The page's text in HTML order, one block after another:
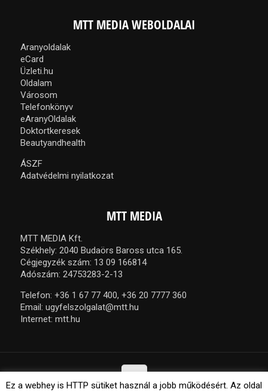
MTT MEDIA WEBOLDALAI
Aranyoldalak
eCard
Üzleti.hu
Oldalam
Városom
Telefonkönyv
eAranyOldalak
Doktortkeresek
Beautyandhealth
ÁSZF
Adatvédelmi nyilatkozat
MTT MEDIA
MTT MEDIA Kft.
Székhely: 2040 Budaörs Baross utca 165.
Cégjegyzék szám: 13 09 166814
Adószám: 24753283-2-13
Telefon: +36 1 67 77 400, +36 20 7777 360
Email: ugyfelszolgalat@mtt.hu
Internet: mtt.hu
Ez a webhey is HTTP sütiket használ a jobb működésért. Az oldal